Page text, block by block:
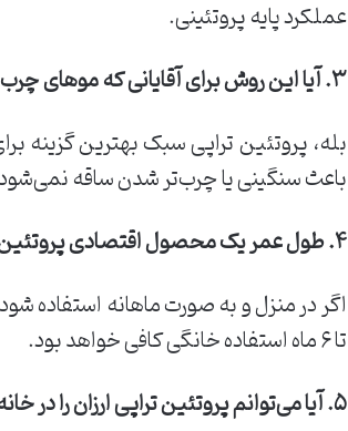
عملکرد پایه پروتئینی.
۳. آیا این روش برای آقایانی که موهای چرب و نازک دارند مناسب است؟
بله، پروتئین تراپی سبک بهترین گزینه
باعث سنگینی یا چرب‌تر شدن ساقه
۴. طول عمر یک محصول اقتصادی پروتئین مو چقدر است؟
تا ۶ ماه استفاده خانگی کافی خواهد بود.
۵. آیا می‌توانم پروتئین تراپی ارزان را در خانه انجام دهم؟